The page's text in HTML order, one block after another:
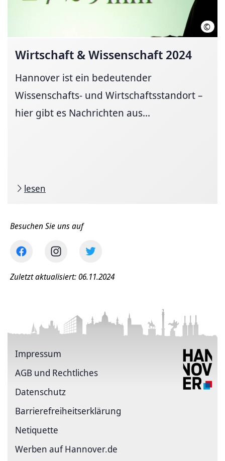
© LHH
Wirtschaft & Wissenschaft 2024
Hannover ist ein bedeutender
Wissenschafts- und Wirtschaftsstandort –
hier gibt es Nachrichten aus...
lesen
Besuchen Sie uns auf
Zuletzt aktualisiert: 06.11.2024
Impressum
AGB und Rechtliches
Datenschutz
Barriere­freiheits­erklärung
Netiquette
Werben auf Hannover.de